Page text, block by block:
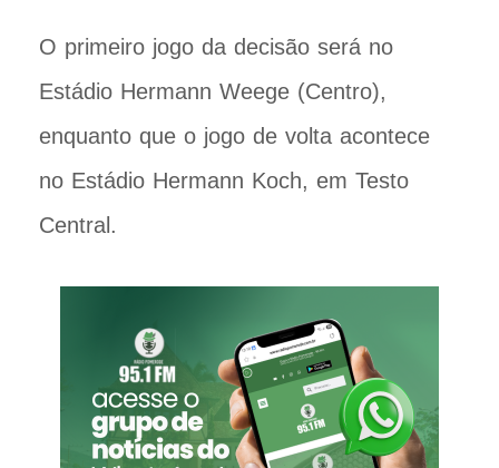
O primeiro jogo da decisão será no
Estádio Hermann Weege (Centro),
enquanto que o jogo de volta acontece
no Estádio Hermann Koch, em Testo
Central.